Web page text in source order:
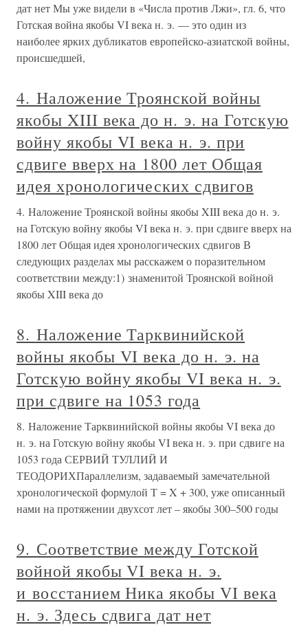
дат нет Мы уже видели в «Числа против Лжи», гл. 6, что
Готская война якобы VI века н. э. — это один из
наиболее ярких дубликатов европейско-азиатской войны,
происшедшей,
4. Наложение Троянской войны
якобы XIII века до н. э. на Готскую
войну якобы VI века н. э. при
сдвиге вверх на 1800 лет Общая
идея хронологических сдвигов
4. Наложение Троянской войны якобы XIII века до н. э.
на Готскую войну якобы VI века н. э. при сдвиге вверх на
1800 лет Общая идея хронологических сдвигов В
следующих разделах мы расскажем о поразительном
соответствии между:1) знаменитой Троянской войной
якобы XIII века до
8. Наложение Тарквинийской
войны якобы VI века до н. э. на
Готскую войну якобы VI века н. э.
при сдвиге на 1053 года
8. Наложение Тарквинийской войны якобы VI века до
н. э. на Готскую войну якобы VI века н. э. при сдвиге на
1053 года СЕРВИЙ ТУЛЛИЙ И
ТЕОДОРИХПараллелизм, задаваемый замечательной
хронологической формулой Т = X + 300, уже описанный
нами на протяжении двухсот лет – якобы 300–500 годы
9. Соответствие между Готской
войной якобы VI века н. э.
и восстанием Ника якобы VI века
н. э. Здесь сдвига дат нет